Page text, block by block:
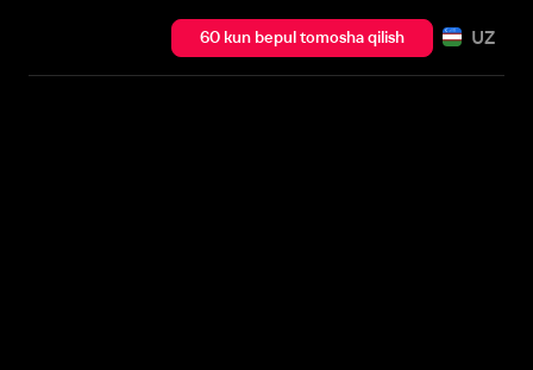
60 kun bepul tomosha qilish UZ